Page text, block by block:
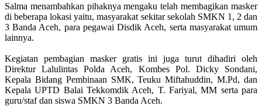
Salma menambahkan pihaknya mengaku telah membagikan masker
di beberapa lokasi yaitu, masyarakat sekitar sekolah SMKN 1, 2 dan
3 Banda Aceh, para pegawai Disdik Aceh, serta masyarakat umum
lainnya.
Kegiatan pembagian masker gratis ini juga turut dihadiri oleh
Direktur Lalulintas Polda Aceh, Kombes Pol. Dicky Sondani,
Kepala Bidang Pembinaan SMK, Teuku Miftahuddin, M.Pd, dan
Kepala UPTD Balai Tekkomdik Aceh, T. Fariyal, MM serta para
guru/staf dan siswa SMKN 3 Banda Aceh.